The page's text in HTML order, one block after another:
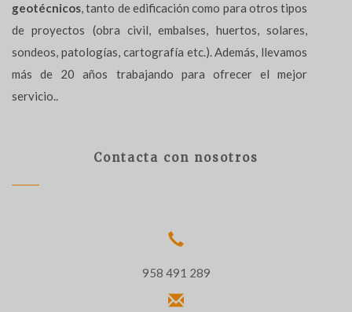
geotécnicos, tanto de edificación como para otros tipos
de proyectos (obra civil, embalses, huertos, solares,
sondeos, patologías, cartografía etc.). Además, llevamos
más de 20 años trabajando para ofrecer el mejor
servicio..
Contacta con nosotros
958 491 289